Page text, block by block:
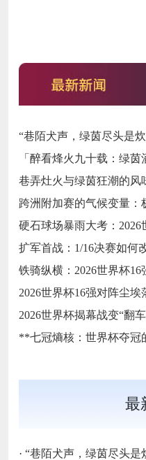
“巷陌犬声，绿茵尽头是
「醉看烽火九十载：绿茵
巷弄灶火与绿茵狂潮的风
硬石球场暴雨大考：
扩军首战：1/16决赛如何
铁骑纵横：2026世界杯16
2026世界杯16强对阵尘
2026世界杯揭幕战变“翻
最
· “巷陌犬声，绿茵尽头是